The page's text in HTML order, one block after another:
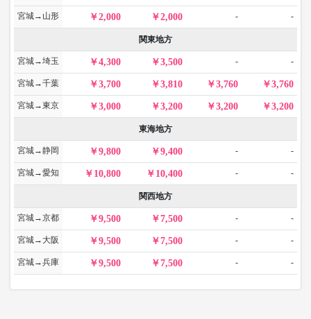
宮城→山形 2,000 2,000 - -
関東地方
宮城→埼玉 4,300 3,500 - -
宮城→千葉 3,700 3,810 3,760 3,760
宮城→東京 3,000 3,200 3,200 3,200
東海地方
宮城→静岡 9,800 9,400 - -
宮城→愛知 10,800 10,400 - -
関西地方
宮城→京都 9,500 7,500 - -
宮城→大阪 9,500 7,500 - -
宮城→兵庫 9,500 7,500 - -